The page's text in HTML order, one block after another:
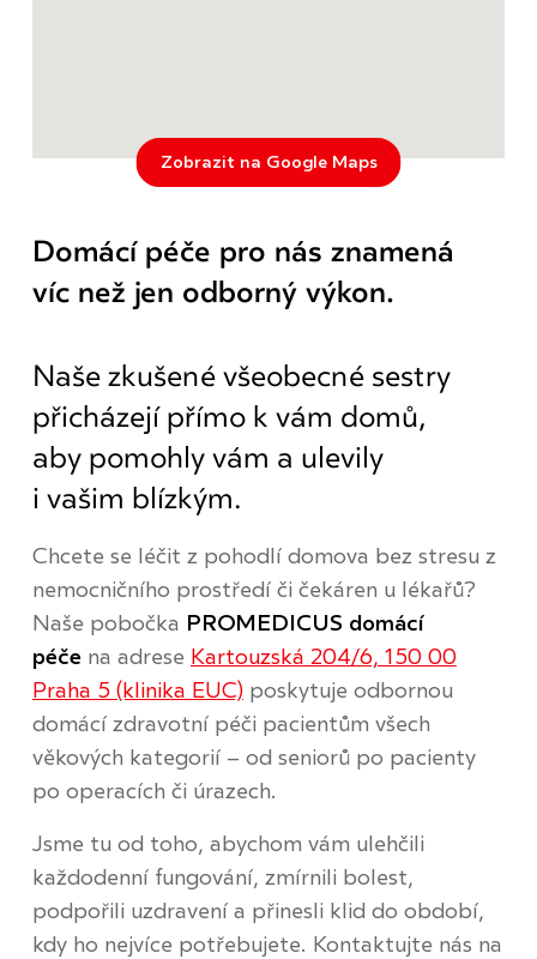
Zobrazit na Google Maps
Domácí péče pro nás znamená
víc než jen odborný výkon.
Naše zkušené všeobecné sestry
přicházejí přímo k vám domů,
aby pomohly vám a ulevily
i vašim blízkým.
Chcete se léčit z pohodlí domova bez stresu z
nemocničního prostředí či čekáren u lékařů?
Naše pobočka PROMEDICUS domácí
péčena adrese Kartouzská 204/6, 150 00
Praha 5 (klinika EUC)poskytuje odbornou
domácí zdravotní péči pacientům všech
věkových kategorií – od seniorů po pacienty
po operacích či úrazech.
Jsme tu od toho, abychom vám ulehčili
každodenní fungování, zmírnili bolest,
podpořili uzdravení a přinesli klid do období,
kdy ho nejvíce potřebujete. Kontaktujte nás na